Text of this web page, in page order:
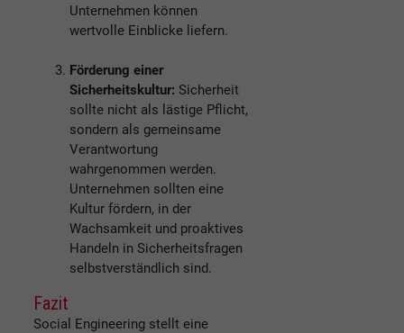
Unternehmen können
wertvolle Einblicke liefern.
Förderung einer
Sicherheitskultur: Sicherheit
sollte nicht als lästige Pflicht,
sondern als gemeinsame
Verantwortung
wahrgenommen werden.
Unternehmen sollten eine
Kultur fördern, in der
Wachsamkeit und proaktives
Handeln in Sicherheitsfragen
selbstverständlich sind.
Fazit
Social Engineering stellt eine